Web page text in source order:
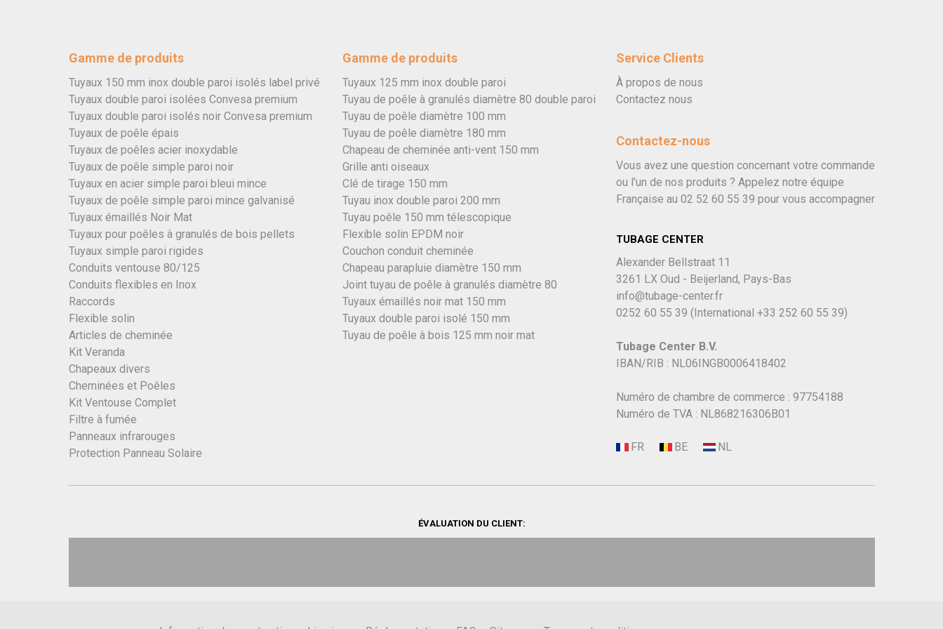
Gamme de produits
Tuyaux 150 mm inox double paroi isolés label privé
Tuyaux double paroi isolées Convesa premium
Tuyaux double paroi isolés noir Convesa premium
Tuyaux de poêle épais
Tuyaux de poêles acier inoxydable
Tuyaux de poêle simple paroi noir
Tuyaux en acier simple paroi bleui mince
Tuyaux de poêle simple paroi mince galvanisé
Tuyaux émaillés Noir Mat
Tuyaux pour poêles à granulés de bois pellets
Tuyaux simple paroi rigides
Conduits ventouse 80/125
Conduits flexibles en Inox
Raccords
Flexible solin
Articles de cheminée
Kit Veranda
Chapeaux divers
Cheminées et Poêles
Kit Ventouse Complet
Filtre à fumée
Panneaux infrarouges
Protection Panneau Solaire
Gamme de produits
Tuyaux 125 mm inox double paroi
Tuyau de poêle à granulés diamètre 80 double paroi
Tuyau de poêle diamètre 100 mm
Tuyau de poêle diamètre 180 mm
Chapeau de cheminée anti-vent 150 mm
Grille anti oiseaux
Clé de tirage 150 mm
Tuyau inox double paroi 200 mm
Tuyau poêle 150 mm télescopique
Flexible solin EPDM noir
Couchon conduit cheminée
Chapeau parapluie diamètre 150 mm
Joint tuyau de poêle à granulés diamètre 80
Tuyaux émaillés noir mat 150 mm
Tuyaux double paroi isolé 150 mm
Tuyau de poêle à bois 125 mm noir mat
Service Clients
À propos de nous
Contactez nous
Contactez-nous
Vous avez une question concernant votre commande
ou l'un de nos produits ? Appelez notre équipe
Française au 02 52 60 55 39 pour vous accompagner
TUBAGE CENTER
Alexander Bellstraat 11
3261 LX Oud - Beijerland, Pays-Bas
info@tubage-center.fr
0252 60 55 39 (International +33 252 60 55 39)
Tubage Center B.V.
IBAN/RIB : NL06INGB0006418402
Numéro de chambre de commerce : 97754188
Numéro de TVA : NL868216306B01
ÉVALUATION DU CLIENT: